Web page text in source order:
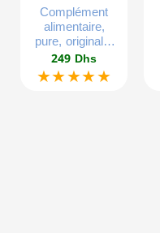
Complément
alimentaire,
pure, originale,
60 gélules
végétales.
249 Dhs
★★★★★